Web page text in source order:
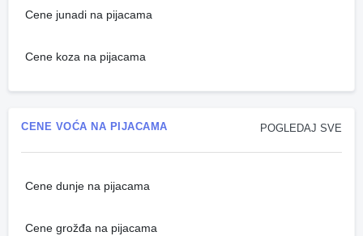
Cene junadi na pijacama
Cene koza na pijacama
POGLEDAJ SVE
CENE VOĆA NA PIJACAMA
Cene dunje na pijacama
Cene grožđa na pijacama